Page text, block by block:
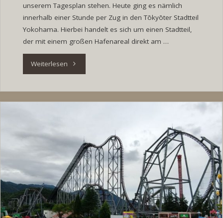
unserem Tagesplan stehen. Heute ging es nämlich
innerhalb einer Stunde per Zug in den Tōkyōter Stadtteil
Yokohama. Hierbei handelt es sich um einen Stadtteil,
der mit einem großen Hafenareal direkt am …
Weiterlesen"Tag
Gundam
Yokohama"